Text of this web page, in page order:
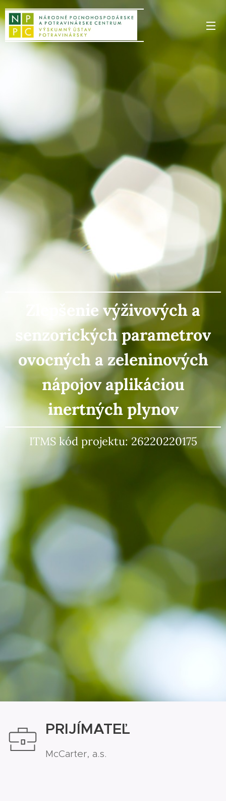
Zlepšenievýživových a
senzorickýchparametrov
ovocných a zeleninových
nápojov aplikáciou
inertných plynov
ITMS kód projektu: 26220220175
PRIJÍMATEĽ
McCarter, a.s.